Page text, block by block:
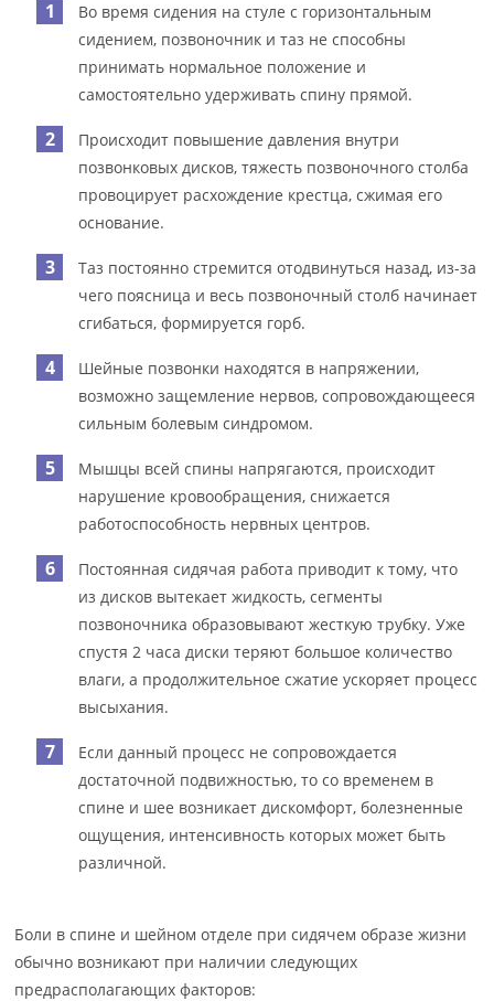
Во время сидения на стуле с горизонтальным
сидением, позвоночник и таз не способны
принимать нормальное положение и
самостоятельно удерживать спину прямой.
Происходит повышение давления внутри
позвонковых дисков, тяжесть позвоночного столба
провоцирует расхождение крестца, сжимая его
основание.
Таз постоянно стремится отодвинуться назад, из-за
чего поясница и весь позвоночный столб начинает
сгибаться, формируется горб.
Шейные позвонки находятся в напряжении,
возможно защемление нервов, сопровождающееся
сильным болевым синдромом.
Мышцы всей спины напрягаются, происходит
нарушение кровообращения, снижается
работоспособность нервных центров.
Постоянная сидячая работа приводит к тому, что
из дисков вытекает жидкость, сегменты
позвоночника образовывают жесткую трубку. Уже
спустя 2 часа диски теряют большое количество
влаги, а продолжительное сжатие ускоряет процесс
высыхания.
Если данный процесс не сопровождается
достаточной подвижностью, то со временем в
спине и шее возникает дискомфорт, болезненные
ощущения, интенсивность которых может быть
различной.
Боли в спине и шейном отделе при сидячем образе жизни
обычно возникают при наличии следующих
предрасполагающих факторов: